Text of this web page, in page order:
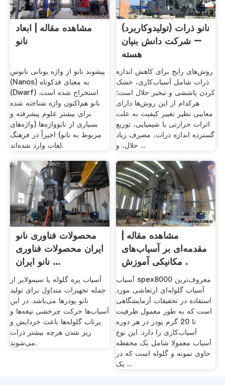
مشاهده مقاله | ابعاد
نانو
پیشوند نانو از واژه یونانی نانوس
(Nanos) به معنای قدکوتاه
(Dwarf) استخراج شده است.
نانو هم‌اکنون واژه شناخته شده
برای بیشتر علوم پیشرفته و
بسیاری از نانوواژه‌ها (واژه‌های
مربوط به نانو) اخیراً در فرهنگ
لغات وارد شده‌اند.
نانو ذرات (تولیدوکاربرد)
– شرکت دانش بنیان
هسته
روش‌های رایج برای کاهش اندازه
ذرات شامل آسیاب‌کاری، خشک
کردن پاششی و تبخیر حلال است؛
هرکدام از این روش‌ها دارای
معایبی نظیر تغییر کیفیت به علت
اثرات حرارتی یا شیمیایی، توزیع
گسترده اندازه ذرات، مصرف زیاد
حلال، و ...
محصولات فناوری نانو
ایران محصولات فناوری
نانو ایران ...
آسیاب پره گلوله یا سیمولایر از
جمله تجهیزات متداول برای تولید
نانو پودرها می‌باشد. در این
آسیاب‌ها حرکت چرخشی تیغه‌ها و
پرتاب گلوله‌ها باعث خردایش و
ریز شدن هرچه بیشتر ذرات
می‌شوند.
مشاهده مقاله |
مقدمه‌ای بر آسیاب‌های
مکانیکی آموزش .
آسیاب spex8000 معروف‌ترین
آسیاب گلوله‌ای ارتعاشی مورد
استفاده در تحقیقات آزمایشگاهی
است که به طور معمول ظرفیت
تا 20 گرم پودر در هر دوره
آسیاب‌کاری را دارد. این نوع
آسیاب معمولا شامل یک محفظه
حاوی نمونه و گلوله است که در
یک ...